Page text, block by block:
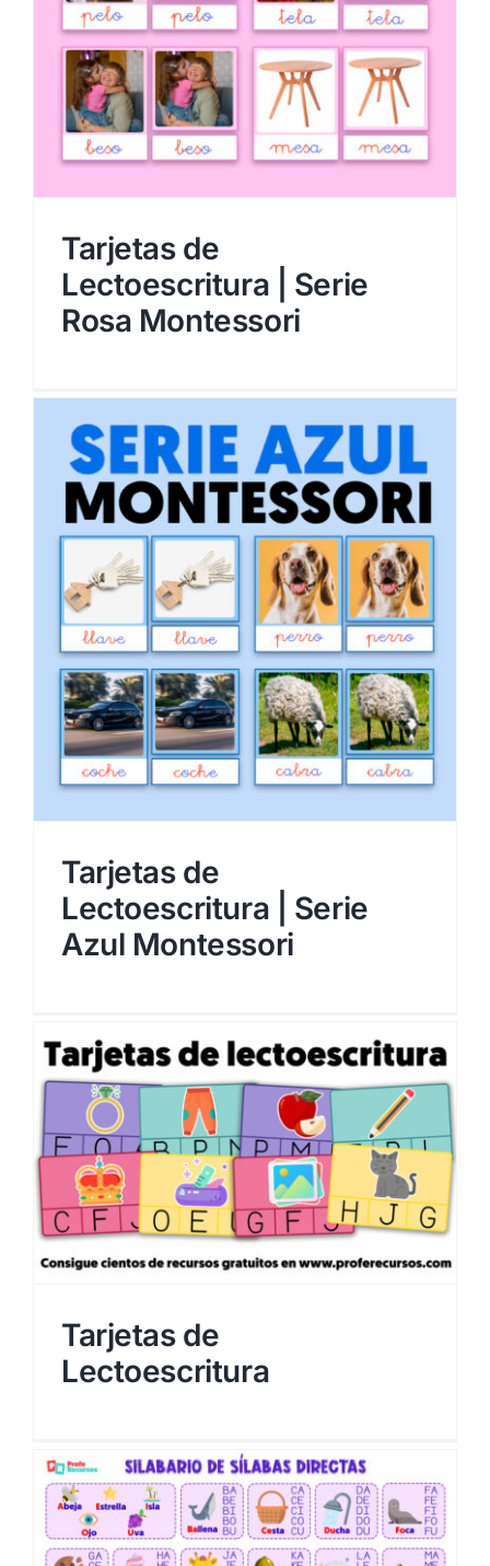
Tarjetas de
Lectoescritura | Serie
Rosa Montessori
Tarjetas de
Lectoescritura | Serie
Azul Montessori
Tarjetas de
Lectoescritura